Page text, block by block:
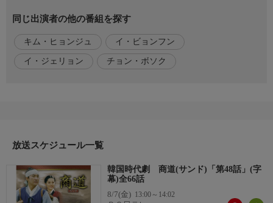
役所に連行される。その後、証拠不十分のため釈放されるもの
の、資金難に陥り松商の都房らはチュミョンへの不満を募らせ
る。この機会を逃すまいと、チスはチュミョンの味方をしつつも
影で都房らと組み、チュミョンの失脚を目論むが…。
TVerにて見逃し配信中!
ホームページ
同じ出演者の他の番組を探す
キム・ヒョンジュ イ・ビョンフン
イ・ジェリョン チョン・ボソク
放送スケジュール一覧
韓国時代劇 商道(サンド)「第48話」(字
幕)全66話
8/7(金) 13:00～14:02